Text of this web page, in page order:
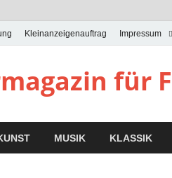
Kleinanzeigenauftrag Impressum
für
MUSIK KLASSIK